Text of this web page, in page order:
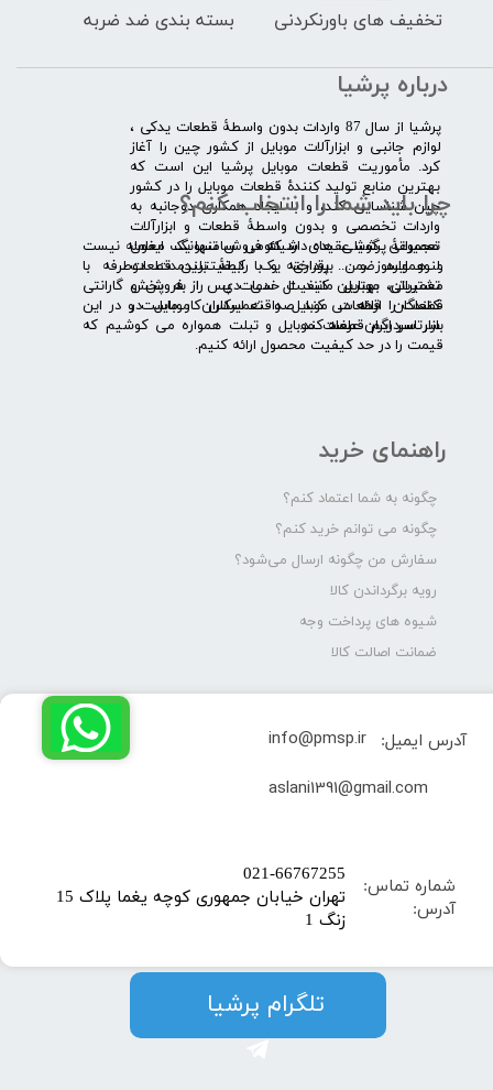
تخفیف های باورنکردنی بسته بندی ضد ضربه
درباره پرشیا
​پرشیا از سال 87 واردات بدون واسطۀ قطعات یدکی ،
لوازم جانبی و ابزارآلات موبایل از کشور چین را آغاز
کرد. مأموریت قطعات موبایل پرشیا این است که
بهترین منابع تولید کنندۀ قطعات موبایل را در کشور
چین شناسایی کند، و با ایجاد همکاری دوجانبه به
واردات تخصصی و بدون واسطۀ قطعات و ابزارآلات
تعمیراتی گوشی های شیائومی سامسونگ ایفون
لنوو ایسوز و .... پرداخته و با کیفیت­ترین قطعات
تعمیراتی موبایل مانند ال سی دی را به پخش
کنندگان قطعات موبایل و تعمیرکاران موبایل در
سرتاسر ایران عرضه کند.
راهنمای خرید
چگونه به شما اعتماد کنم؟
چگونه می توانم خرید کنم؟
سفارش من چگونه ارسال می‌شود؟
رویه برگرداندن کالا
شیوه های پرداخت وجه
ضمانت اصالت کالا
چرا باید شما را انتخاب کنم؟
​​ ​مجموعۀ پرشیا عقیده دارد که فروش تنها یک معامله نیست
و همواره ضمن برقراری یک رابطۀ بلندمدت دوطرفه با
مشتریان، بهترین کیفیت خدمات پس از فروش و گارانتی
قطعات را ارائه می­ کند. صداقت اساس کار ماست و در این
بازار سردرگم قطعات موبایل و تبلت همواره می کوشیم که
قیمت را در حد کیفیت محصول ارائه کنیم.
شماره تماس:
آدرس:
​021-66767255
تهران خیابان جمهوری کوچه یغما پلاک 15
زنگ 1
آدرس ایمیل:
info@pmsp.ir
​aslani1391@gmail.com
​​​​تلگرام پرشیا